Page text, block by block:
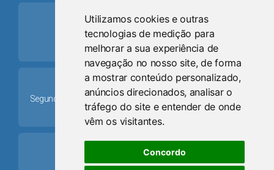
Utilizamos cookies e outras
tecnologias de medição para
melhorar a sua experiência de
navegação no nosso site, de forma
a mostrar conteúdo personalizado,
anúncios direcionados, analisar o
tráfego do site e entender de onde
vêm os visitantes.
Concordo
ring_volume
Telefone
(51) 9 8024-0884
Schedule
Segunda-feira a Sexta-feira: 08h às 12h e das 13h30min às
17h30min
mail
Email